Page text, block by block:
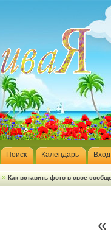
Поиск Календарь Вход
» Как вставить фото в свое